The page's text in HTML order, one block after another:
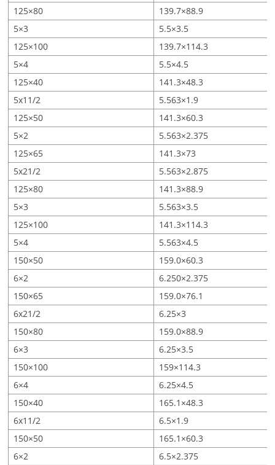
125×80
139.7×88.9
5×3
5.5×3.5
125×100
139.7×114.3
5×4
5.5×4.5
125×40
141.3×48.3
5x11/2
5.563×1.9
125×50
141.3×60.3
5×2
5.563×2.375
125×65
141.3×73
5x21/2
5.563×2.875
125×80
141.3×88.9
5×3
5.563×3.5
125×100
141.3×114.3
5×4
5.563×4.5
150×50
159.0×60.3
6×2
6.250×2.375
150×65
159.0×76.1
6x21/2
6.25×3
150×80
159.0×88.9
6×3
6.25×3.5
150×100
159×114.3
6×4
6.25×4.5
150×40
165.1×48.3
6x11/2
6.5×1.9
150×50
165.1×60.3
6×2
6.5×2.375